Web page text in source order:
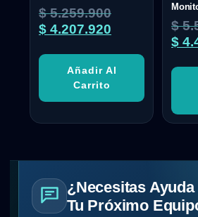
$5.259.900
$ 4.207.920
Añadir Al
Carrito
$
$
¿Necesitas
Tu Próximo